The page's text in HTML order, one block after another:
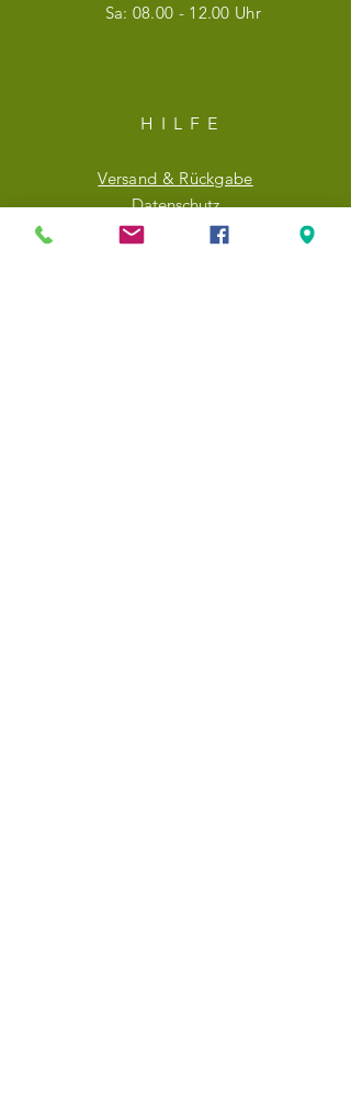
Sa: 08.00 - 12.00 Uhr
HILF E
Versand & Rückgabe
Datenschutz